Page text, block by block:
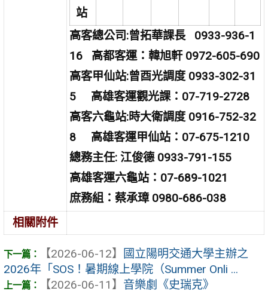
站
高客總公司:曾拓華課長 0933-936-1
16 高都客運：韓旭軒 0972-605-690
高客甲仙站:曾酉光調度 0933-302-31
5 高雄客運觀光課：07-719-2728
高客六龜站:時大衛調度 0916-752-32
8 高雄客運甲仙站：07-675-1210
總務主任: 江俊德 0933-791-155
高雄客運六龜站：07-689-1021
庶務組：蔡承璋 0980-686-038
相關附件
【2026-06-12】
國立陽明交通大學主辦之
2026年「SOS！暑期線上學院（Summer Onli ...
【2026-06-11】 音樂劇《史瑞克》